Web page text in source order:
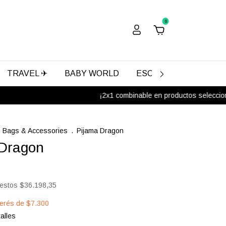
0
TRAVEL ✈ BABY WORLD ESCOLAR
¡2x1 combinable en productos
Bags & Accessories . Pijama Dragon
$36.198,35
de $7.300